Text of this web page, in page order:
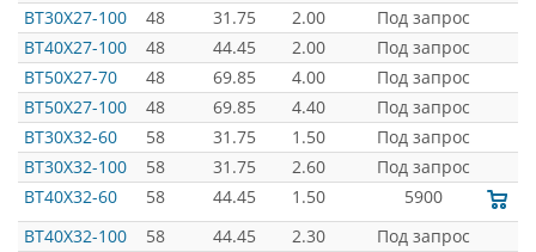
BT30X27-100
48 31.75 2.00
Под запрос
BT40X27-100
48 44.45 2.00
Под запрос
BT50X27-70
48 69.85 4.00
Под запрос
BT50X27-100
48 69.85 4.40
Под запрос
BT30X32-60
58 31.75 1.50
Под запрос
BT30X32-100
58 31.75 2.60
Под запрос
BT40X32-60
58 44.45 1.50
5900
BT40X32-100
58 44.45 2.30
Под запрос